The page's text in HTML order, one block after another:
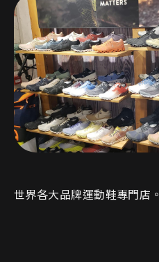
世界各大品牌運動鞋專門店。